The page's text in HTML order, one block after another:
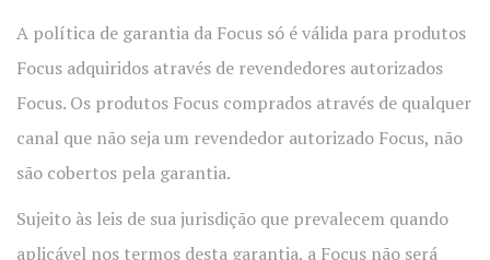
A política de garantia da Focus só é válida para produtos
Focus adquiridos através de revendedores autorizados
Focus. Os produtos Focus comprados através de qualquer
canal que não seja um revendedor autorizado Focus, não
são cobertos pela garantia.
Sujeito às leis de sua jurisdição que prevalecem quando
aplicável nos termos desta garantia, a Focus não será